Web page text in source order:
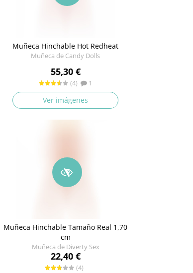
Muñeca Hinchable Hot Redheat
Muñeca de Candy Dolls
55,30 €
(4) 1
Ver imágenes
Muñeca Hinchable Tamaño Real 1,70
cm
Muñeca de Diverty Sex
22,40 €
(4)